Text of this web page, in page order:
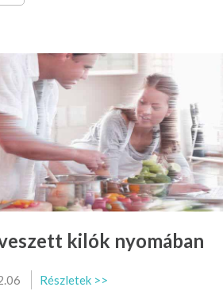
kilók nyomában
Részletek >>